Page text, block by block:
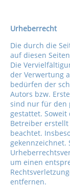
Urheberrecht
Die durch die
auf diesen
Die
der Verwertung
bedürfen der
Autors bzw.
sind nur für den
gestattet.
Betreiber
beachtet.
gekennzeichnet.
um einen
entfernen.